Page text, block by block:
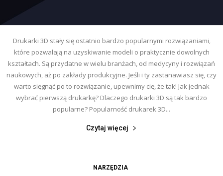
Drukarki 3D stały się ostatnio bardzo popularnymi rozwiązaniami,
które pozwalają na uzyskiwanie modeli o praktycznie dowolnych
kształtach. Są przydatne w wielu branżach, od medycyny i rozwiązań
naukowych, aż po zakłady produkcyjne. Jeśli i ty zastanawiasz się, czy
warto sięgnąć po to rozwiązanie, upewnimy cię, że tak! Jak jednak
wybrać pierwszą drukarkę? Dlaczego drukarki 3D są tak bardzo
popularne? Popularność drukarek 3D...
Czytaj więcej
NARZĘDZIA